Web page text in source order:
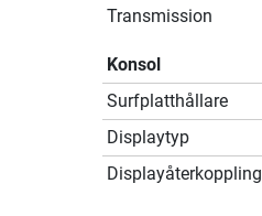
Transmission
Konsol
Surfplatthållare
Displaytyp
Displayåterkoppling